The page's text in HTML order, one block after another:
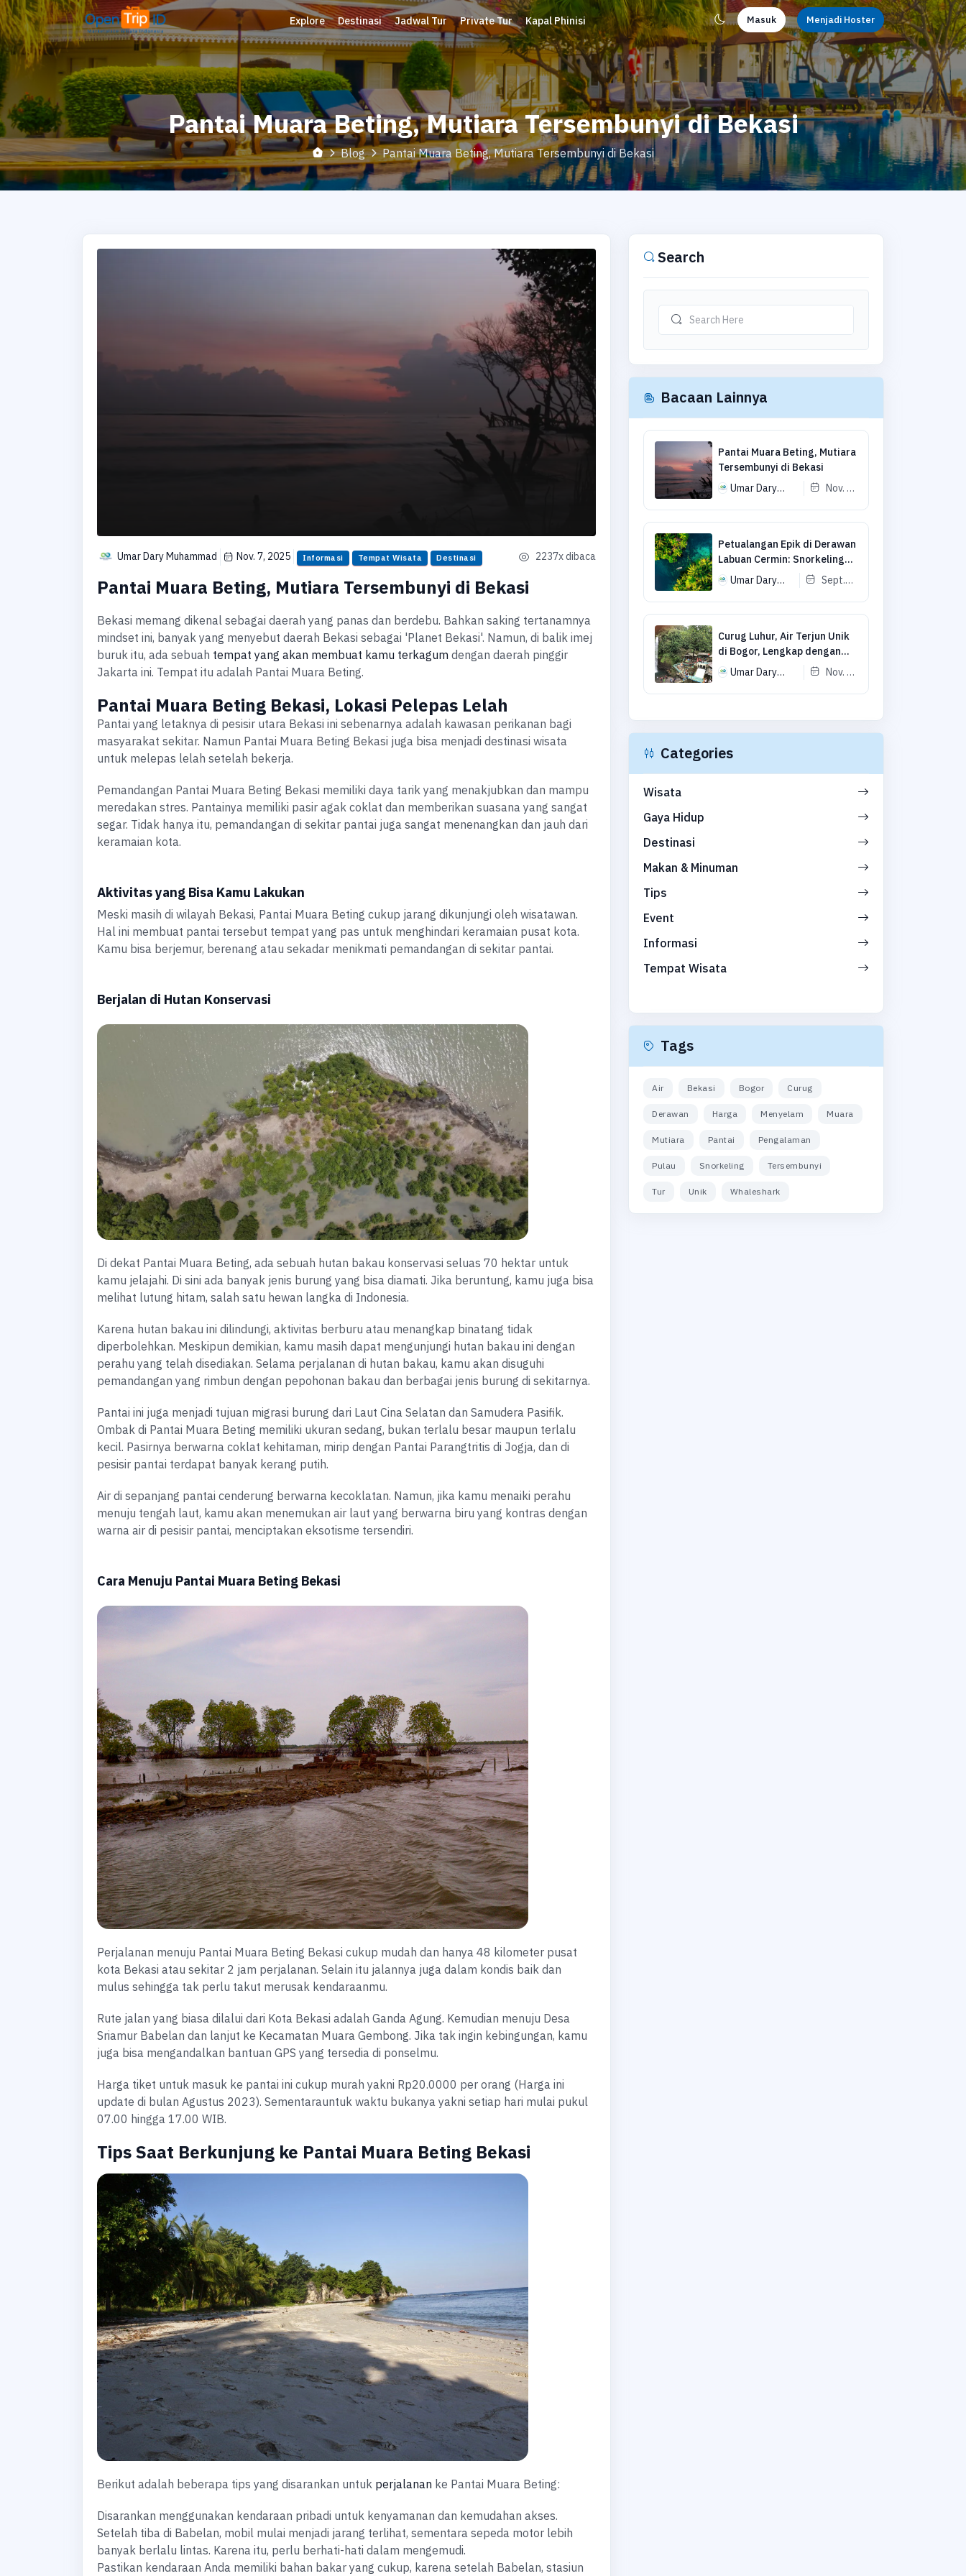
Explore Destinasi Jadwal Tur Private Tur Kapal Phinisi Masuk Menjadi Hoster
Pantai Muara Beting, Mutiara Tersembunyi di Bekasi
Blog Pantai Muara Beting, Mutiara Tersembunyi di Bekasi
Umar Dary Muhammad Nov. 7, 2025 Informasi Tempat Wisata Destinasi 2237x dibaca
Pantai Muara Beting, Mutiara Tersembunyi di Bekasi
Bekasi memang dikenal sebagai daerah yang panas dan berdebu. Bahkan saking tertanamnya
mindset ini, banyak yang menyebut daerah Bekasi sebagai 'Planet Bekasi'. Namun, di balik imej
buruk itu, ada sebuah tempat yang akan membuat kamu terkagum dengan daerah pinggir
Jakarta ini. Tempat itu adalah Pantai Muara Beting.
Pantai Muara Beting Bekasi, Lokasi Pelepas Lelah
Pantai yang letaknya di pesisir utara Bekasi ini sebenarnya adalah kawasan perikanan bagi
masyarakat sekitar. Namun Pantai Muara Beting Bekasi juga bisa menjadi destinasi wisata
untuk melepas lelah setelah bekerja.
Pemandangan Pantai Muara Beting Bekasi memiliki daya tarik yang menakjubkan dan mampu
meredakan stres. Pantainya memiliki pasir agak coklat dan memberikan suasana yang sangat
segar. Tidak hanya itu, pemandangan di sekitar pantai juga sangat menenangkan dan jauh dari
keramaian kota.
Aktivitas yang Bisa Kamu Lakukan
Meski masih di wilayah Bekasi, Pantai Muara Beting cukup jarang dikunjungi oleh wisatawan.
Hal ini membuat pantai tersebut tempat yang pas untuk menghindari keramaian pusat kota.
Kamu bisa berjemur, berenang atau sekadar menikmati pemandangan di sekitar pantai.
Berjalan di Hutan Konservasi
Di dekat Pantai Muara Beting, ada sebuah hutan bakau konservasi seluas 70 hektar untuk
kamu jelajahi. Di sini ada banyak jenis burung yang bisa diamati. Jika beruntung, kamu juga bisa
melihat lutung hitam, salah satu hewan langka di Indonesia.
Karena hutan bakau ini dilindungi, aktivitas berburu atau menangkap binatang tidak
diperbolehkan. Meskipun demikian, kamu masih dapat mengunjungi hutan bakau ini dengan
perahu yang telah disediakan. Selama perjalanan di hutan bakau, kamu akan disuguhi
pemandangan yang rimbun dengan pepohonan bakau dan berbagai jenis burung di sekitarnya.
Pantai ini juga menjadi tujuan migrasi burung dari Laut Cina Selatan dan Samudera Pasifik.
Ombak di Pantai Muara Beting memiliki ukuran sedang, bukan terlalu besar maupun terlalu
kecil. Pasirnya berwarna coklat kehitaman, mirip dengan Pantai Parangtritis di Jogja, dan di
pesisir pantai terdapat banyak kerang putih.
Air di sepanjang pantai cenderung berwarna kecoklatan. Namun, jika kamu menaiki perahu
menuju tengah laut, kamu akan menemukan air laut yang berwarna biru yang kontras dengan
warna air di pesisir pantai, menciptakan eksotisme tersendiri.
Cara Menuju Pantai Muara Beting Bekasi
Perjalanan menuju Pantai Muara Beting Bekasi cukup mudah dan hanya 48 kilometer pusat
kota Bekasi atau sekitar 2 jam perjalanan. Selain itu jalannya juga dalam kondis baik dan
mulus sehingga tak perlu takut merusak kendaraanmu.
Rute jalan yang biasa dilalui dari Kota Bekasi adalah Ganda Agung. Kemudian menuju Desa
Sriamur Babelan dan lanjut ke Kecamatan Muara Gembong. Jika tak ingin kebingungan, kamu
juga bisa mengandalkan bantuan GPS yang tersedia di ponselmu.
Harga tiket untuk masuk ke pantai ini cukup murah yakni Rp20.0000 per orang (Harga ini
update di bulan Agustus 2023). Sementarauntuk waktu bukanya yakni setiap hari mulai pukul
07.00 hingga 17.00 WIB.
Tips Saat Berkunjung ke Pantai Muara Beting Bekasi
Berikut adalah beberapa tips yang disarankan untuk perjalanan ke Pantai Muara Beting:
Disarankan menggunakan kendaraan pribadi untuk kenyamanan dan kemudahan akses.
Setelah tiba di Babelan, mobil mulai menjadi jarang terlihat, sementara sepeda motor lebih
banyak berlalu lintas. Karena itu, perlu berhati-hati dalam mengemudi.
Pastikan kendaraan Anda memiliki bahan bakar yang cukup, karena setelah Babelan, stasiun
Search
Bacaan Lainnya
Pantai Muara Beting, Mutiara
Tersembunyi di Bekasi
Umar Dary
Nov. 7,
Petualangan Epik di Derawan
Labuan Cermin: Snorkeling
dan Menyelam Bersama
Whaleshark
Umar Dary
Sept.
Curug Luhur, Air Terjun Unik
di Bogor, Lengkap dengan
Harga Tiketnya
Umar Dary
Nov. 9,
Categories
Wisata
Gaya Hidup
Destinasi
Makan & Minuman
Tips
Event
Informasi
Tempat Wisata
Tags
Air Bekasi Bogor Curug
Derawan Harga Menyelam Muara
Mutiara Pantai Pengalaman
Pulau Snorkeling Tersembunyi
Tur Unik Whaleshark